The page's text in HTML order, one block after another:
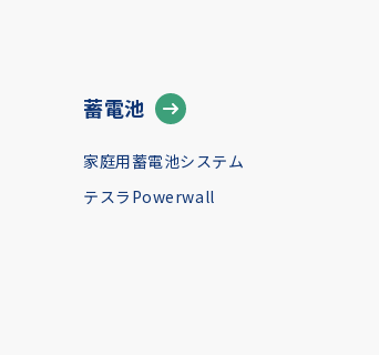
蓄電池
家庭用蓄電池システム
テスラPowerwall